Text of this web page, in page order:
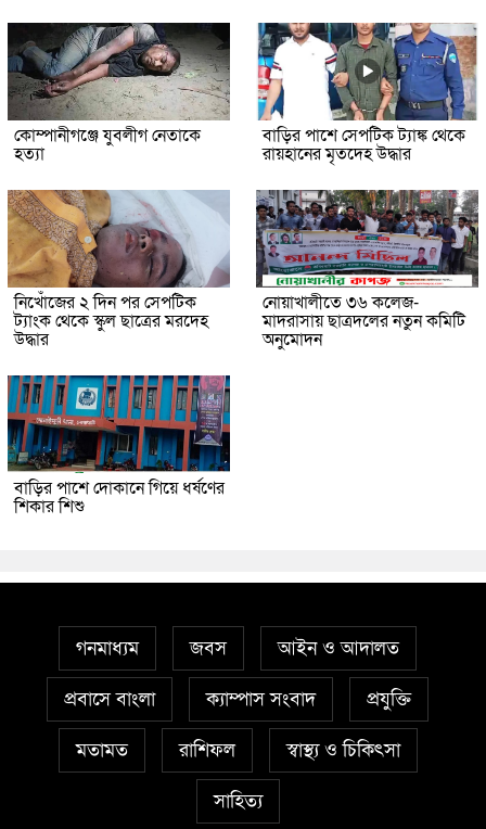
কোম্পানীগঞ্জে যুবলীগ নেতাকে
হত্যা
বাড়ির পাশে সেপটিক ট্যাঙ্ক থেকে
রায়হানের মৃতদেহ উদ্ধার
নিখোঁজের ২ দিন পর সেপটিক
ট্যাংক থেকে স্কুল ছাত্রের মরদেহ
উদ্ধার
নোয়াখালীতে ৩৬ কলেজ-
মাদরাসায় ছাত্রদলের নতুন কমিটি
অনুমোদন
বাড়ির পাশে দোকানে গিয়ে ধর্ষণের
শিকার শিশু
গনমাধ্যম জবস আইন ও আদালত
প্রবাসে বাংলা ক্যাম্পাস সংবাদ প্রযুক্তি
মতামত রাশিফল স্বাস্থ্য ও চিকিৎসা
সাহিত্য